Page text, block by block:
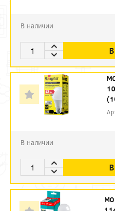
В наличии
В наличии
МО